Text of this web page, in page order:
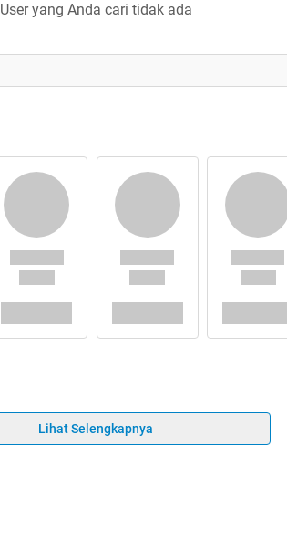
User yang Anda cari tidak ada
Lihat Selengkapnya